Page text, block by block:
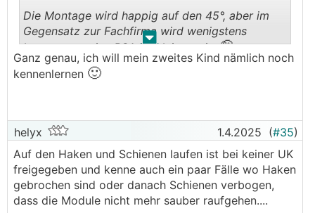
. .
Die Montage wird happig auf den 45°, aber im
Gegensatz zur Fachfirma wird wenigstens
konsequent eine PSA involviert sein🤪
Ganz genau, ich will mein zweites Kind nämlich noch
kennenlernen 🙂
helyx 1.4.2025 (#35)
Auf den Haken und Schienen laufen ist bei keiner UK
freigegeben und kenne auch ein paar Fälle wo Haken
gebrochen sind oder danach Schienen verbogen,
dass die Module nicht mehr sauber raufgehen....